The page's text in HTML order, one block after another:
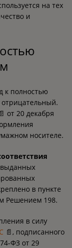
на тех
и
к полностью
отрицательный.
📄 от 20 декабря
носителе.
выданных
в пункте
Решением 198.
в силу
📄, подписанного
ФЗ от 29